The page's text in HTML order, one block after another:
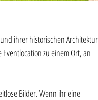
und ihrer historischen Architektur
zu einem Ort, an
Bilder. Wenn ihr eine